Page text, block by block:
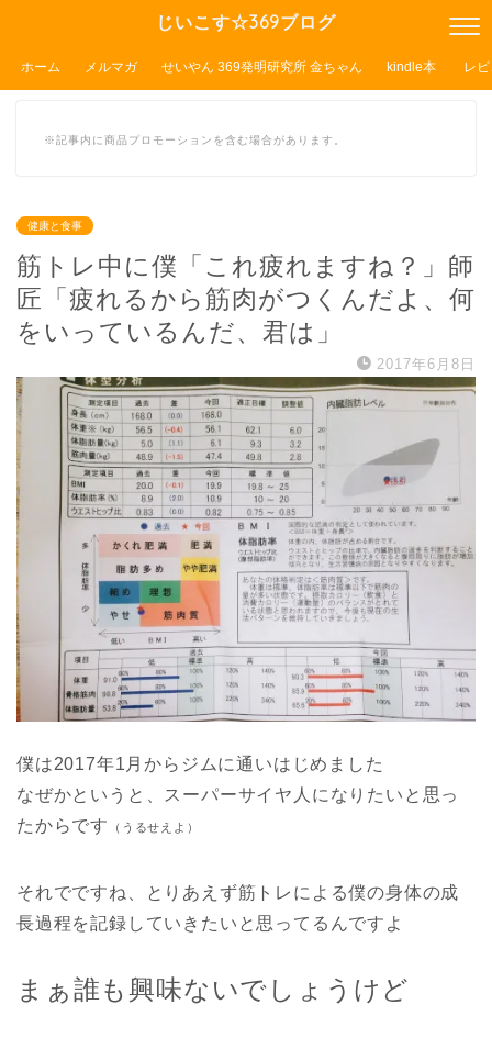
じいこす☆369ブログ
ホーム メルマガ せいやん 369発明研究所 金ちゃん kindle本 レ
※記事内に商品プロモーションを含む場合があります。
健康と食事
筋トレ中に僕「これ疲れますね？」師
匠「疲れるから筋肉がつくんだよ、何
をいっているんだ、君は」
2017年6月8日
僕は2017年1月からジムに通いはじめました
なぜかというと、スーパーサイヤ人になりたいと思っ
たからです
（うるせえよ）
それでですね、とりあえず筋トレによる僕の身体の成
長過程を記録していきたいと思ってるんですよ
まぁ誰も興味ないでしょうけど